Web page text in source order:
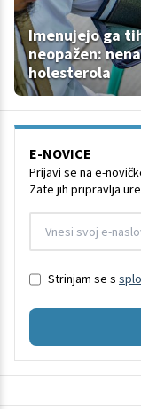
Imenujejo ga
neopažen:
holesterola
E-NOVICE
Prijavi se na e-
Zate jih pripravlja
Strinjam se s